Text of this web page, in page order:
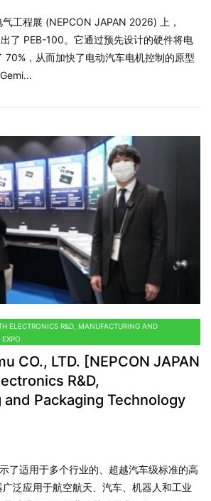
工程展 (NEPCON JAPAN 2026) 上，
了 PEB-100。它通过预先设计的硬件将电
70%，从而加快了电动汽车电机控制的原型
ELECTRONICS R&D, MANUFACTURING AND
CO., LTD. [NEPCON JAPAN
R&D,
Packaging Technology
了适用于多个行业的、超越汽车级标准的高
泛应用于航空航天、汽车、机器人和工业